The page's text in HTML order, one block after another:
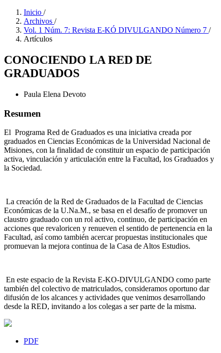
Inicio /
Archivos /
Vol. 1 Núm. 7: Revista E-KÓ DIVULGANDO Número 7 /
Artículos
CONOCIENDO LA RED DE
GRADUADOS
Paula Elena Devoto
Resumen
El Programa Red de Graduados es una iniciativa creada por
graduados en Ciencias Económicas de la Universidad Nacional de
Misiones, con la finalidad de constituir un espacio de participación
activa, vinculación y articulación entre la Facultad, los Graduados y
la Sociedad.
La creación de la Red de Graduados de la Facultad de Ciencias
Económicas de la U.Na.M., se basa en el desafío de promover un
claustro graduado con un rol activo, continuo, de participación en
acciones que revaloricen y renueven el sentido de pertenencia en la
Facultad, así como también acercar propuestas institucionales que
promuevan la mejora continua de la Casa de Altos Estudios.
En este espacio de la Revista E-KO-DIVULGANDO como parte
también del colectivo de matriculados, consideramos oportuno dar
difusión de los alcances y actividades que venimos desarrollando
desde la RED, invitando a los colegas a ser parte de la misma.
PDF